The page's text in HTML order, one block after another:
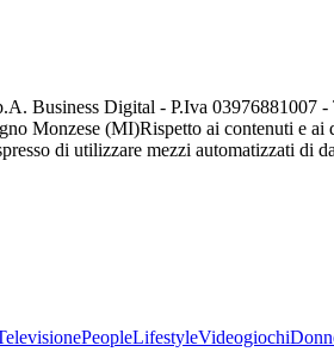
Business Digital - P.Iva 03976881007
Monzese (MI)Rispetto ai contenuti e ai
di utilizzare mezzi automatizzati di
PeopleLifestyleVideogiochi